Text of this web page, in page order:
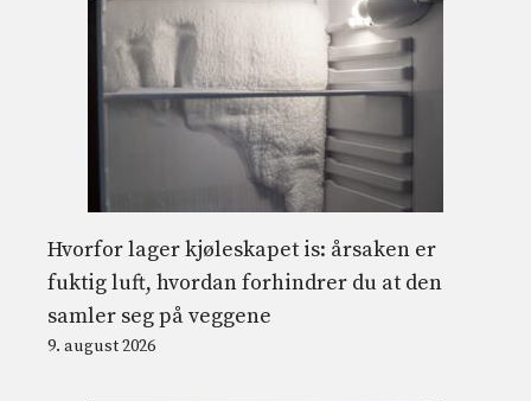
Hvorfor lager kjøleskapet is: årsaken er
fuktig luft, hvordan forhindrer du at den
samler seg på veggene
9. august 2026